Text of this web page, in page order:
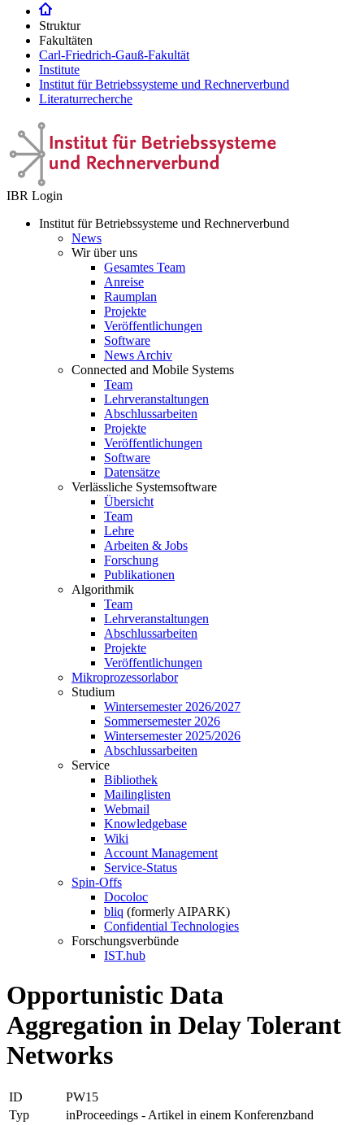
Struktur
Fakultäten
Carl-Friedrich-Gauß-Fakultät
Institute
Institut für Betriebssysteme und Rechnerverbund
Literaturrecherche
IBR Login
Institut für Betriebssysteme und Rechnerverbund
News
Wir über uns
Gesamtes Team
Anreise
Raumplan
Projekte
Veröffentlichungen
Software
News Archiv
Connected and Mobile Systems
Team
Lehrveranstaltungen
Abschlussarbeiten
Projekte
Veröffentlichungen
Software
Datensätze
Verlässliche Systemsoftware
Übersicht
Team
Lehre
Arbeiten & Jobs
Forschung
Publikationen
Algorithmik
Team
Lehrveranstaltungen
Abschlussarbeiten
Projekte
Veröffentlichungen
Mikroprozessorlabor
Studium
Wintersemester 2026/2027
Sommersemester 2026
Wintersemester 2025/2026
Abschlussarbeiten
Service
Bibliothek
Mailinglisten
Webmail
Knowledgebase
Wiki
Account Management
Service-Status
Spin-Offs
Docoloc
bliq (formerly AIPARK)
Confidential Technologies
Forschungsverbünde
IST.hub
Opportunistic Data
Aggregation in Delay Tolerant
Networks
ID
PW15
Typ
inProceedings - Artikel in einem Konferenzband